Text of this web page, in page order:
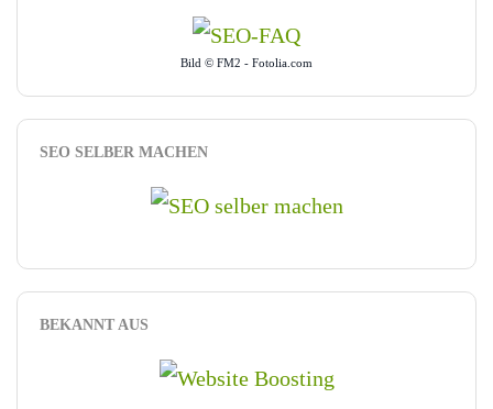
Bild © FM2 - Fotolia.com
SEO SELBER MACHEN
BEKANNT AUS